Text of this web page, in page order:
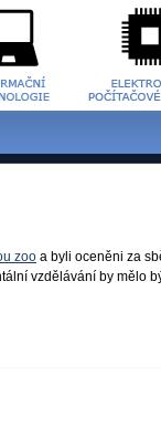
zoo a byli oceněni za
vzdělávání by mělo